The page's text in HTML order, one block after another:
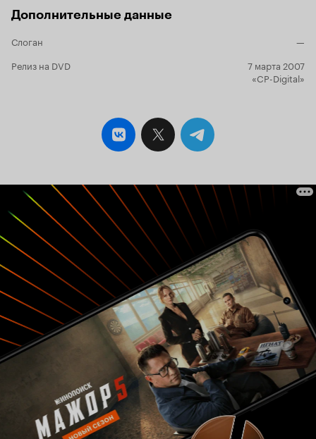
Каломин, участники турнира...Сюжет
про отдачу долгов в первоисточнике-то не
бы начали ругать за недосказанность.
Поединкипоказаны подробно,
позволяют заценить.Некоторые персонажи-
Тиргей, Свалтыга-Фомин, Волкодав-
Вонючка Ли, боярка и сын-недоумок.
Особняком поставил для себя Колдуна
(Любомирас Лауцявичюс) да Церагата.
Песни
это огромный плюс (жаль, штуки две). Одна
песня на слова М. Семёновой и на музыку из
'Прогулок по воде' Наутилуса. Зато вторая
(сцена с Ли/Игнаром)... Очень хорошая песня.
Отдельные эпизоды
. Драки, Саккарем,
Кендарат с Лисёнком, похороны Игнара,
обучение Волкодава, Колдун и Гвалиор,
Кендарат и подгоревшая рыба. Особняком -
притча о том, как Церагат забрал к себе
Волчонка и сделал из него Волка. Вообще,
Церагат отличным получился злодеем.Юмор.
Он есть, довольно добрый, мягкий, до ржача
не доводит, но улыбку вызывает. Итог. Видя
отрицательные отзывы не очень охота
советовать.
Дополнительные данные
Слоган
—
Релиз на DVD
7 марта 2007
«CP-Digital»